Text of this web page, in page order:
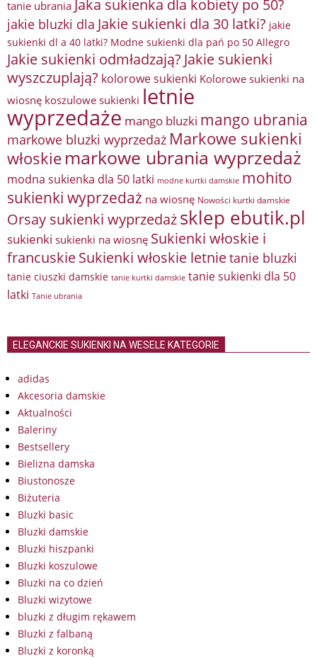
tanie ubrania Jaka sukienka dla kobiety po 50?
jakie bluzki dla Jakie sukienki dla 30 latki? jakie
sukienki dl a 40 latki? Modne sukienki dla pań po 50 Allegro
Jakie sukienki odmładzają? Jakie sukienki
wyszczuplają? kolorowe sukienki Kolorowe sukienki na
wiosnę koszulowe sukienki letnie
wyprzedaże mango bluzki mango ubrania
markowe bluzki wyprzedaż Markowe sukienki
włoskie markowe ubrania wyprzedaż
modna sukienka dla 50 latki modne kurtki damskie mohito
sukienki wyprzedaż na wiosnę Nowości kurtki damskie
Orsay sukienki wyprzedażsklep ebutik.pl
sukienki sukienki na wiosnę Sukienki włoskie i
francuskieSukienki włoskie letnietanie bluzki
tanie ciuszki damskie tanie kurtki damskie tanie sukienki dla 50
latki Tanie ubrania
ELEGANCKIE SUKIENKI NA WESELE KATEGORIE
adidas
Akcesoria damskie
Aktualności
Baleriny
Bestsellery
Bielizna damska
Biustonosze
Biżuteria
Bluzki basic
Bluzki damskie
Bluzki hiszpanki
Bluzki koszulowe
Bluzki na co dzień
Bluzki wizytowe
bluzki z długim rękawem
Bluzki z falbaną
Bluzki z koronką